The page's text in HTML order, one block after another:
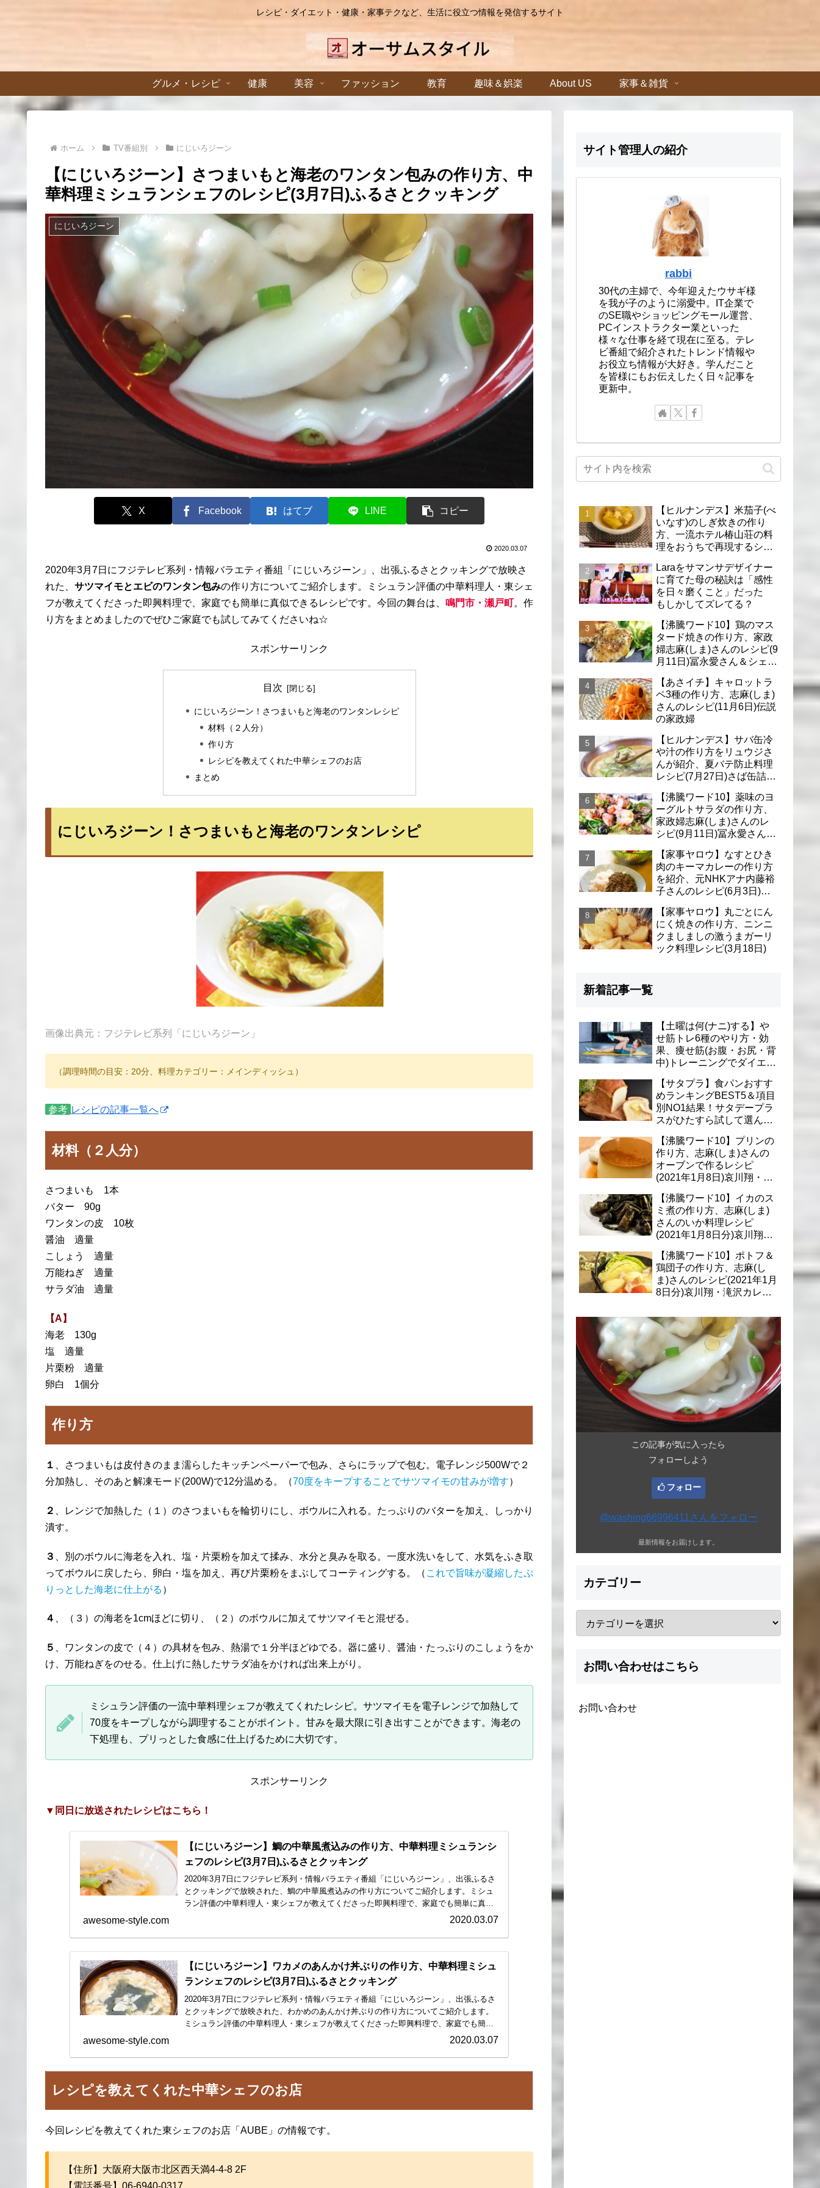
レシピ・ダイエット・健康・家事テクなど、生活に役立つ情報を発信するサイト
グルメ・レシピ 健康 美容 ファッション 教育 趣味＆娯楽 About US 家事＆雑貨
ホーム TV番組別 にじいろジーン
【にじいろジーン】さつまいもと海老のワンタン包みの作り方、中
華料理ミシュランシェフのレシピ(3月7日)ふるさとクッキング
にじいろジーン
X Facebook はてブ LINE コピー
2020.03.07
2020年3月7日にフジテレビ系列・情報バラエティ番組「にじいろジーン」、出張ふるさとクッキングで放映さ
れた、 サツマイモとエビのワンタン包みの作り方についてご紹介します。ミシュラン評価の中華料理人・東シェ
フが教えてくださった即興料理で、家庭でも簡単に真似できるレシピです。今回の舞台は、 鳴門市・瀬戸町。作
り方をまとめましたのでぜひご家庭でも試してみてくださいね☆
スポンサーリンク
目次
にじいろジーン！さつまいもと海老のワンタンレシピ
材料（２人分）
作り方
レシピを教えてくれた中華シェフのお店
まとめ
にじいろジーン！さつまいもと海老のワンタンレシピ
画像出典元：フジテレビ系列「にじいろジーン」
（調理時間の目安：20分、料理カテゴリー：メインディッシュ）
参考 レシピの記事一覧へ
材料（２人分）
さつまいも 1本
バター 90g
ワンタンの皮 10枚
醤油 適量
こしょう 適量
万能ねぎ 適量
サラダ油 適量
【A】
海老 130g
塩 適量
片栗粉 適量
卵白 1個分
作り方
１
、さつまいもは皮付きのまま濡らしたキッチンペーパーで包み、さらにラップで包む。電子レンジ500Wで２
分加熱し、そのあと解凍モード(200W)で12分温める。（70度をキープすることでサツマイモの甘みが増す）
２
、レンジで加熱した（１）のさつまいもを輪切りにし、ボウルに入れる。たっぷりのバターを加え、しっかり
潰す。
３
、別のボウルに海老を入れ、塩・片栗粉を加えて揉み、水分と臭みを取る。一度水洗いをして、水気をふき取
ってボウルに戻したら、卵白・塩を加え、再び片栗粉をまぶしてコーティングする。（ これで旨味が凝縮したぷ
りっとした海老に仕上がる ）
４ 、（３）の海老を1cmほどに切り、（２）のボウルに加えてサツマイモと混ぜる。
５
、ワンタンの皮で（４）の具材を包み、熱湯で１分半ほどゆでる。器に盛り、醤油・たっぷりのこしょうをか
け、万能ねぎをのせる。仕上げに熱したサラダ油をかければ出来上がり。
ミシュラン評価の一流中華料理シェフが教えてくれたレシピ。サツマイモを電子レンジで加熱して
70度をキープしながら調理することがポイント。甘みを最大限に引き出すことができます。海老の
下処理も、プリっとした食感に仕上げるために大切です。
スポンサーリンク
▼同日に放送されたレシピはこちら！
【にじいろジーン】鯛の中華風煮込みの作り方、中華料理ミシュランシ
ェフのレシピ(3月7日)ふるさとクッキング
2020年3月7日にフジテレビ系列・情報バラエティ番組「にじいろジーン」、出張ふるさ
とクッキングで放映された、鯛の中華風煮込みの作り方についてご紹介します。ミシュ
ラン評価の中華料理人・東シェフが教えてくださった即興料理で、家庭でも簡単に真
awesome-style.com 2020.03.07
【にじいろジーン】ワカメのあんかけ丼ぶりの作り方、中華料理ミシュ
ランシェフのレシピ(3月7日)ふるさとクッキング
2020年3月7日にフジテレビ系列・情報バラエティ番組「にじいろジーン」、出張ふるさ
とクッキングで放映された、わかめのあんかけ丼ぶりの作り方についてご紹介します。
ミシュラン評価の中華料理人・東シェフが教えてくださった即興料理で、家庭でも簡
awesome-style.com 2020.03.07
レシピを教えてくれた中華シェフのお店
今回レシピを教えてくれた東シェフのお店「AUBE」の情報です。
【住所】大阪府大阪市北区西天満4-4-8 2F
【電話番号】06-6940-0317
サイト管理人の紹介
rabbi
30代の主婦で、今年迎えたウサギ様
を我が子のように溺愛中。IT企業で
のSE職やショッピングモール運営、
PCインストラクター業といった
様々な仕事を経て現在に至る。テレ
ビ番組で紹介されたトレンド情報や
お役立ち情報が大好き。学んだこと
を皆様にもお伝えしたく日々記事を
更新中。
【ヒルナンデス】米茄子(べ
いなす)のしぎ炊きの作り
方、一流ホテル椿山荘の料
理をおうちで再現するシェ
Laraをサマンサデザイナー
に育てた母の秘訣は「感性
を日々磨くこと」だった
もしかしてズレてる？
【沸騰ワード10】鶏のマス
タード焼きの作り方、家政
婦志麻(しま)さんのレシピ(9
月11日)冨永愛さん＆シェリ
【あさイチ】キャロットラ
ペ3種の作り方、志麻(しま)
さんのレシピ(11月6日)伝説
の家政婦
【ヒルナンデス】サバ缶冷
や汁の作り方をリュウジさ
んが紹介、夏バテ防止料理
レシピ(7月27日)さば缶詰で
【沸騰ワード10】薬味のヨ
ーグルトサラダの作り方、
家政婦志麻(しま)さんのレ
シピ(9月11日)冨永愛さん＆
【家事ヤロウ】なすとひき
肉のキーマカレーの作り方
を紹介、元NHKアナ内藤裕
子さんのレシピ(6月3日)リ
【家事ヤロウ】丸ごとにん
にく焼きの作り方、ニンニ
クましましの激うまガーリ
ック料理レシピ(3月18日)
新着記事一覧
【土曜は何(ナニ)する】や
せ筋トレ6種のやり方・効
果、痩せ筋(お腹・お尻・背
中)トレーニングでダイエッ
【サタプラ】食パンおすす
めランキングBEST5＆項目
別NO1結果！サタデープラ
スがひたすら試して選んだ
【沸騰ワード10】プリンの
作り方、志麻(しま)さんの
オーブンで作るレシピ
(2021年1月8日)哀川翔・滝
理
【沸騰ワード10】イカのス
ミ煮の作り方、志麻(しま)
さんのいか料理レシピ
(2021年1月8日分)哀川翔・
【沸騰ワード10】ポトフ＆
鶏団子の作り方、志麻(し
ま)さんのレシピ(2021年1月
8日分)哀川翔・滝沢カレ
この記事が気に入ったら
フォローしよう
フォロー
@washing66996411さんをフォロー
最新情報をお届けします。
カテゴリー
お問い合わせはこちら
お問い合わせ